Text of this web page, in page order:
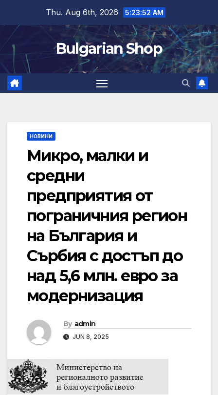
content
Thu. Aug 6th, 2026 5:23:53 AM
Bulgarian Shop
НОВИНИ
Микро, малки и
средни
предприятия от
пограничния регион
на България и
Сърбия с достъп до
над 5,6 млн. евро за
модернизация
By admin
JUN 8, 2025